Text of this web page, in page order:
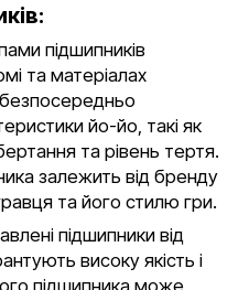
підшипників
та матеріалах
йо-йо, такі як
та рівень тертя.
залежить від бренду
та його стилю гри.
підшипники від
високу якість і
підшипника може